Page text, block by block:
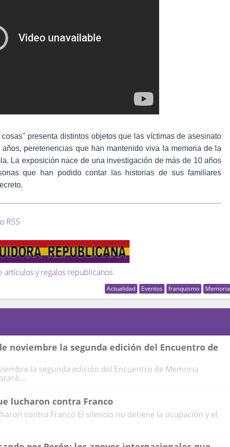
presenta distintos objetos que las víctimas de asesinato
peretenencias que han mantenido viva la memoria de la
La exposición nace de una investigación de más de 10 años
que han podido contar las historias de sus familiares
RSS
artículos y regalos republicanos
Actualidad Eventos franquismo Memoria
noviembre la segunda edición del Encuentro de
la segunda edición del Encuentro de Memoria
...
lucharon contra Franco
contra Franco El silencio no detiene la ocupación y el